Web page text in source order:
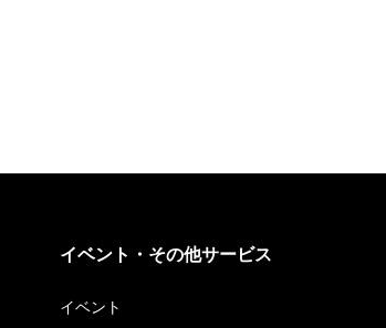
イベント・その他サービス
イベント